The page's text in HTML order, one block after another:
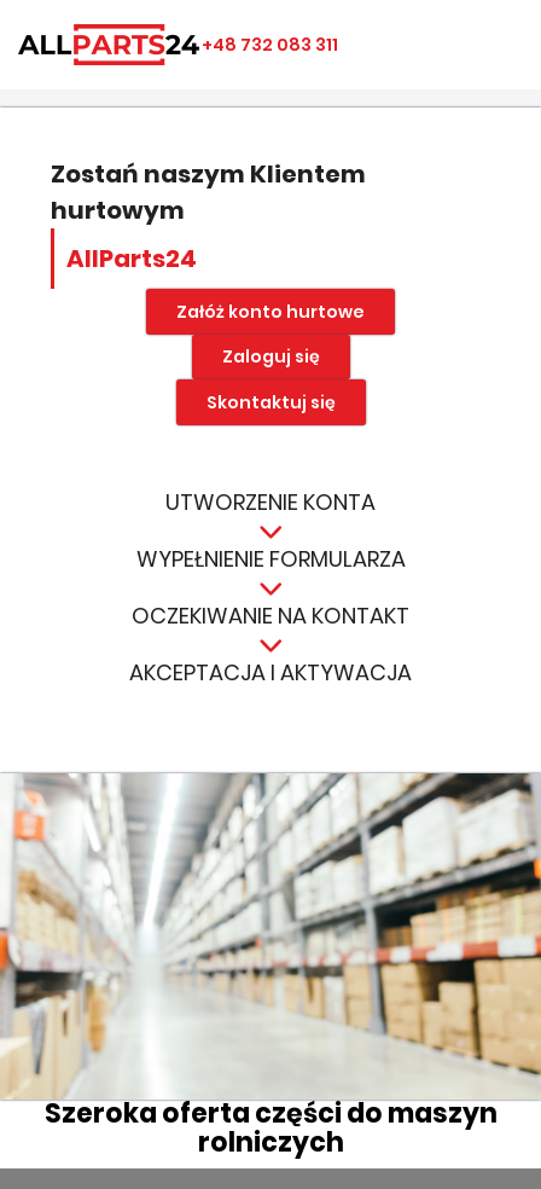
+48 732 083 311
Zostań naszym Klientem
hurtowym
AllParts24
Załóż konto hurtowe
Zaloguj się
Skontaktuj się
UTWORZENIE KONTA
WYPEŁNIENIE FORMULARZA
OCZEKIWANIE NA KONTAKT
AKCEPTACJA I AKTYWACJA
Szeroka oferta części do maszyn
rolniczych
((modalTitle))
((cancelText))
Utwórz listę ulubionych
Anuluj Zapisz
Zaloguj się
liście życzeń.
Anuluj Zaloguj się